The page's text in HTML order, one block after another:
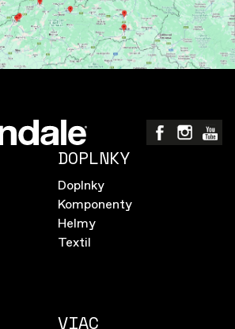
DOPLNKY
Doplnky
Komponenty
Helmy
Textil
VIAC